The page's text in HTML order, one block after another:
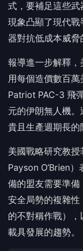
式，要補足這些
現象凸顯了現代
器對抗低成本威脅
報導進一步解釋
用每個造價數百
Patriot PAC-3 飛
元的伊朗無人機
貴且生產週期長的
美國戰略研究教授
Payson O’Brien
備的盟友需要準
安全局勢的複雜
的不對稱作戰）
載具發展的趨勢。